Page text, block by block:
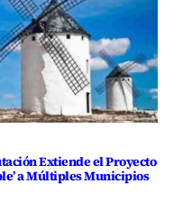
Extiende el Proyecto
a Múltiples Municipios